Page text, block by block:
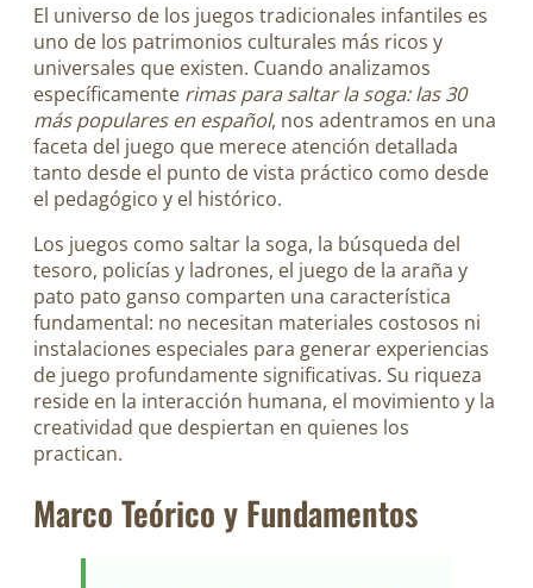
El universo de los juegos tradicionales infantiles es
uno de los patrimonios culturales más ricos y
universales que existen. Cuando analizamos
específicamente rimas para saltar la soga: las 30
más populares en español, nos adentramos en una
faceta del juego que merece atención detallada
tanto desde el punto de vista práctico como desde
el pedagógico y el histórico.
Los juegos como saltar la soga, la búsqueda del
tesoro, policías y ladrones, el juego de la araña y
pato pato ganso comparten una característica
fundamental: no necesitan materiales costosos ni
instalaciones especiales para generar experiencias
de juego profundamente significativas. Su riqueza
reside en la interacción humana, el movimiento y la
creatividad que despiertan en quienes los
practican.
Marco Teórico y Fundamentos